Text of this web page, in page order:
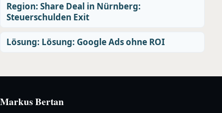
Region: Share Deal in Nürnberg:
Steuerschulden Exit
Lösung: Lösung: Google Ads ohne ROI
Markus Bertan